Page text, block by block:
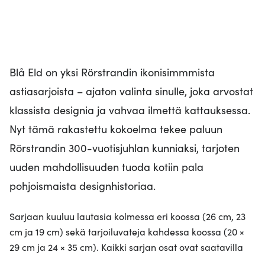
Blå Eld on yksi Rörstrandin ikonisimmmista
astiasarjoista – ajaton valinta sinulle, joka arvostat
klassista designia ja vahvaa ilmettä kattauksessa.
Nyt tämä rakastettu kokoelma tekee paluun
Rörstrandin 300-vuotisjuhlan kunniaksi, tarjoten
uuden mahdollisuuden tuoda kotiin pala
pohjoismaista designhistoriaa.
Sarjaan kuuluu lautasia kolmessa eri koossa (26 cm, 23
cm ja 19 cm) sekä tarjoiluvateja kahdessa koossa (20 ×
29 cm ja 24 × 35 cm). Kaikki sarjan osat ovat saatavilla